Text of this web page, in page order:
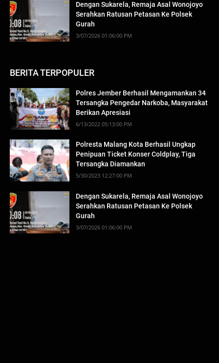
Dengan Sukarela, Remaja Asal Wonojoyo
Serahkan Ratusan Petasan Ke Polsek
Gurah
3/07/2026 01:06:00 PM
BERITA TERPOPULER
Polres Jember Berhasil Mengamankan 34
Tersangka Pengedar Narkoba, Masyarakat
Berikan Apresiasi
6/13/2022 05:13:00 PM
Polresta Malang Kota Berhasil Ungkap
Penipuan Ticket Konser Coldplay, Tiga
Tersangka Diamankan
5/30/2023 12:27:00 PM
Dengan Sukarela, Remaja Asal Wonojoyo
Serahkan Ratusan Petasan Ke Polsek
Gurah
3/07/2026 01:06:00 PM